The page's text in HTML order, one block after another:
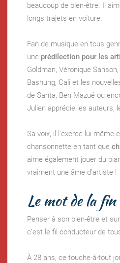
beaucoup de bien-être. Il
longs trajets en voiture.
Fan de musique en tous
une prédilection pour les
Goldman, Véronique
Bashung, Cali et les
de Santa, Ben Mazué ou
Julien apprécie les auteurs,
Sa voix, il l’exerce lui-même
chansonnette en tant que
aime également jouer du
vraiment une âme d’artiste !
Le mot de la fin
Penser à son bien-être et
c’est le fil conducteur de
À 28 ans, ce touche-à-tout